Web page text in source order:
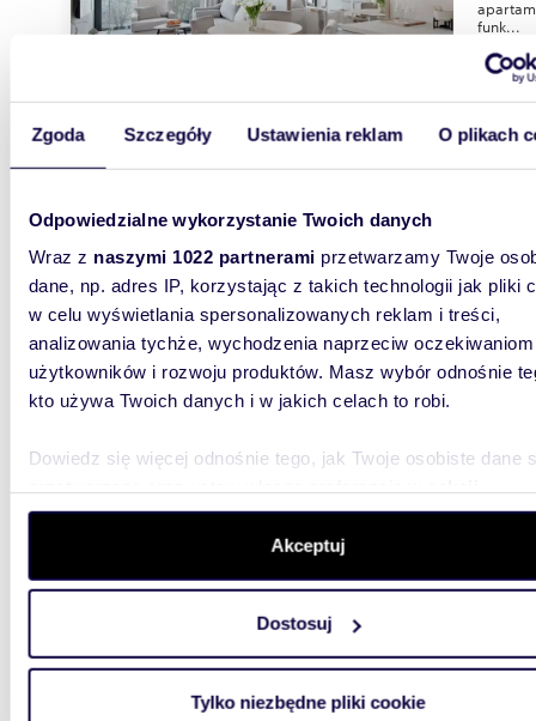
Zgoda Szczegóły Ustawienia reklam O plikach
Odpowiedzialne wykorzystanie Twoich danych
Wraz z naszymi 1022 partnerami przetwarzamy Twoje
dane, np. adres IP, korzystając z takich technologii jak pliki
w celu wyświetlania spersonalizowanych reklam i treści,
analizowania tychże, wychodzenia naprzeciw oczekiwaniom
użytkowników i rozwoju produktów. Masz wybór odnośnie
kto używa Twoich danych i w jakich celach to robi.
Dowiedz się więcej odnośnie tego, jak Twoje osobiste dane
szczegółów. W Deklaracji plików cookie możesz zmienić
wycofać swoją zgodę w dowolnej chwili.
aby oferować funkcje społecznościowe i analizować ruch w
witrynie. Informacje o tym, jak korzystasz z naszej witryny,
analitycznym. Partnerzy mogą połączyć te informacje z
Akceptuj
Dostosuj
Tylko niezbędne pliki cookie
funk...
629